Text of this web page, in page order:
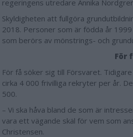
regeringens utredare Annika
Skyldigheten att fullgöra
2018. Personer som är födda år
som berörs av mönstrings- och
För
För få söker sig till Försvaret.
cirka 4 000 frivilliga rekryter per år.
500.
– Vi ska håva bland de som är
vara ett vägande skäl för vem som
Christensen.